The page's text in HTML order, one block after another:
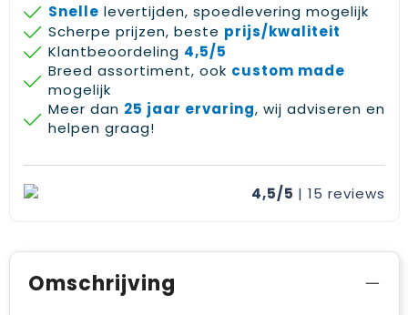
Snelle levertijden, spoedlevering mogelijk
Scherpe prijzen, beste prijs/kwaliteit
Klantbeoordeling 4,5/5
Breed assortiment, ook custom made
mogelijk
Meer dan 25 jaar ervaring, wij adviseren en
helpen graag!
4,5/5 | 15 reviews
Omschrijving